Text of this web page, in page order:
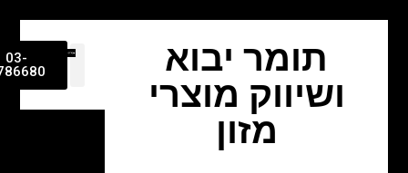
תומר יבוא
ושיווק מוצרי
מזון
03-
9786680